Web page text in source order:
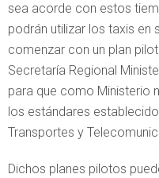
sea acorde con estos
podrán utilizar los taxis en
comenzar con un plan
Secretaría Regional
para que como Ministerio
los estándares
Transportes y
Dichos planes pilotos